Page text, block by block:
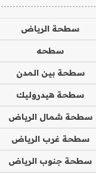
سطحة الرياض
سطحه
سطحة بين المدن
سطحة هيدروليك
سطحة شمال الرياض
سطحة غرب الرياض
سطحة جنوب الرياض